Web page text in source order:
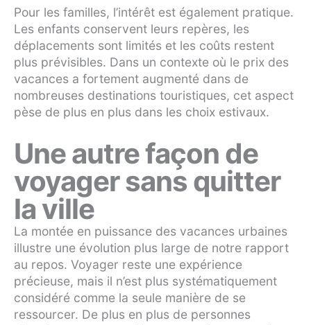
Pour les familles, l’intérêt est également pratique.
Les enfants conservent leurs repères, les
déplacements sont limités et les coûts restent
plus prévisibles. Dans un contexte où le prix des
vacances a fortement augmenté dans de
nombreuses destinations touristiques, cet aspect
pèse de plus en plus dans les choix estivaux.
Une autre façon de
voyager sans quitter
la ville
La montée en puissance des vacances urbaines
illustre une évolution plus large de notre rapport
au repos. Voyager reste une expérience
précieuse, mais il n’est plus systématiquement
considéré comme la seule manière de se
ressourcer. De plus en plus de personnes